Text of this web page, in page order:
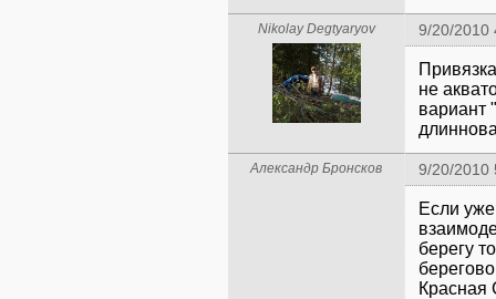
Nikolay Degtyaryov 9/20/2010
не
вариант
Александр Бронсков 9/20/2010
Если
берегу
Красная